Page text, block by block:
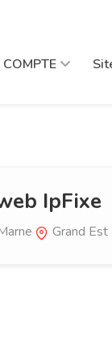
IpFixe
Grand Est